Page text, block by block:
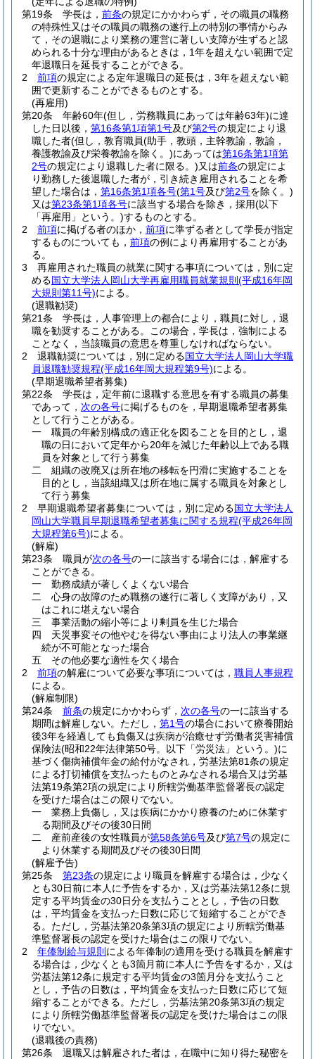
第19条
学長は， 前条の規定にかかわらず，その職員の職務
の特殊性又はその職員の職務の遂行上の特別の事情からみ
て，その退職により業務の運営に著しい支障が生ずると認
められる十分な理由があるときは，1年を超えない範囲で定
年退職日を延長することができる。
2
前項の規定による定年退職日の延長は，3年を超えない範
囲で更新することができるものとする。
(再雇用)
第20条
年齢60年(但し，労務職員にあっては年齢63年)に達
した日以後， 第16条第1項第1号及び第2号の規定により退
職した者(但し，教育職員(助手，教頭，主幹教諭，教諭，
養護教諭及び栄養教諭を除く。)にあっては第16条第1項第
2号の規定により退職した者に限る。)又は前条の規定によ
り勤務した後退職した者が，引き続き雇用されることを希
望した場合は， 第16条第1項各号(第1号及び第2号を除く。)
又は第23条第1項各号に該当する場合を除き，採用(以下
「再雇用」という。)するものとする。
2
前項に掲げる者のほか， 前項に準ずる者として学長が指定
するものについても， 前項の例により再雇用することがあ
る。
3
再雇用された職員の就業に関する事項については，別に定
める国立大学法人岡山大学再雇用職員就業規則 (平成16年岡
大規則第11号)による。
(退職勧奨)
第21条
学長は，人事管理上の都合により，職員に対し，退
職を勧奨することがある。
この場合，学長は，強制による
ことなく，当該職員の意思を尊重しなければならない。
2
退職勧奨については，別に定める国立大学法人岡山大学職
員退職勧奨規程(平成16年岡大規程第9号)による。
(早期退職希望者募集)
第22条
学長は，定年前に退職する意思を有する職員の募集
であって， 次の各号に掲げるものを，早期退職希望者募集
として行うことがある。
一
職員の年齢別構成の適正化を図ることを目的とし，退
職の日において定年から20年を減じた年齢以上である職
員を対象として行う募集
二
組織の改廃又は所在地の移転を円滑に実施することを
目的とし，当該組織又は所在地に属する職員を対象とし
て行う募集
2
早期退職希望者募集については，別に定める国立大学法人
岡山大学職員早期退職希望者募集に関する規程(平成26年岡
大規程第6号)による。
(解雇)
第23条
職員が次の各号の一に該当する場合には，解雇する
ことができる。
一
勤務成績が著しくよくない場合
二
心身の故障のため職務の遂行に著しく支障があり，又
はこれに堪えない場合
三
事業活動の縮小等により剰員を生じた場合
四
天災事変その他やむを得ない事由により法人の事業継
続が不可能となった場合
五
その他必要な適性を欠く場合
2
前項の解雇について必要な事項については， 職員人事規程
による。
(解雇制限)
第24条
前条の規定にかかわらず， 次の各号の一に該当する
期間は解雇しない。 ただし， 第1号の場合において療養開始
後3年を経過しても負傷又は疾病が治癒せず労働者災害補償
保険法(昭和22年法律第50号。以下「労災法」という。)に
基づく傷病補償年金の給付がなされ，労基法第81条の規定
による打切補償を支払ったものとみなされる場合又は労基
法第19条第2項の規定により所轄労働基準監督署長の認定
を受けた場合はこの限りでない。
一
業務上負傷し，又は疾病にかかり療養のために休業す
る期間及びその後30日間
二
産前産後の女性職員が第58条第6号及び第7号の規定に
より休業する期間及びその後30日間
(解雇予告)
第25条
第23条の規定により職員を解雇する場合は，少なく
とも30日前に本人に予告をするか，又は労基法第12条に規
定する平均賃金の30日分を支払うこととし，予告の日数
は，平均賃金を支払った日数に応じて短縮することができ
る。 ただし，労基法第20条第3項の規定により所轄労働基
準監督署長の認定を受けた場合はこの限りでない。
2
年俸制給与規則 による年俸制の適用を受ける職員を解雇す
る場合は，少なくとも3箇月前に本人に予告をするか，又は
労基法第12条に規定する平均賃金の3箇月分を支払うこと
とし，予告の日数は，平均賃金を支払った日数に応じて短
縮することができる。 ただし，労基法第20条第3項の規定
により所轄労働基準監督署長の認定を受けた場合はこの限
りでない。
(退職後の責務)
第26条
退職又は解雇された者は，在職中に知り得た秘密を